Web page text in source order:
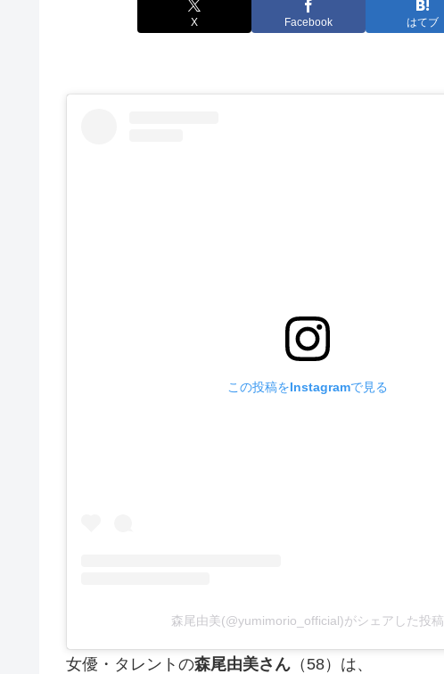
X Facebook はてブ
この投稿をInstagramで見る
森尾由美(@yumimorio_official)がシェアした投稿
女優・タレントの森尾由美さん （58）は、